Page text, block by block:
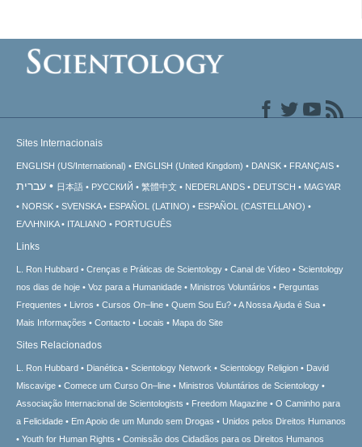
Sites Internacionais
ENGLISH (US/International) ENGLISH (United Kingdom) DANSK FRANÇAIS
עברית 日本語 РУССКИЙ 繁體中文 NEDERLANDS DEUTSCH
MAGYAR
NORSK
SVENSKA ESPAÑOL (LATINO)
ESPAÑOL (CASTELLANO)
ΕΛΛΗΝΙΚA
ITALIANO PORTUGUÊS
Links
L. Ron Hubbard Crenças e Práticas de Scientology Canal de Vídeo
Scientology
nos dias de hoje
Voz para a Humanidade Ministros Voluntários
Perguntas
Frequentes
Livros Cursos On–line Quem Sou Eu?
A Nossa Ajuda é Sua
Mais Informações
Contacto Locais Mapa do Site
Sites Relacionados
L. Ron Hubbard Dianética Scientology Network Scientology Religion
David
Miscavige
Comece um Curso On–line
Ministros Voluntários de Scientology
Associação Internacional de Scientologists
Freedom Magazine
O Caminho para
a Felicidade
Em Apoio de um Mundo sem Drogas
Unidos pelos Direitos Humanos
Youth for Human Rights
Comissão dos Cidadãos para os Direitos Humanos